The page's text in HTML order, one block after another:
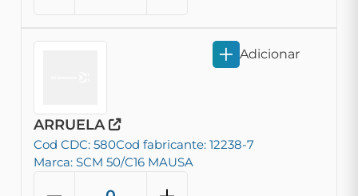
ARRUELA
Cod CDC: 580Cod fabricante: 12238-7
Marca: SCM 50/C16 MAUSA
Adicionar